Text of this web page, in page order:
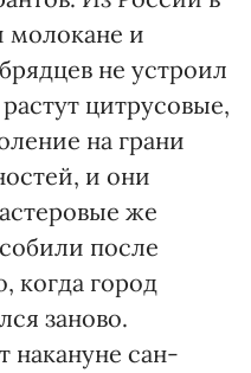
молокане и
не устроил
цитрусовые,
на грани
и они
же
после
когда город
заново.
накануне сан-